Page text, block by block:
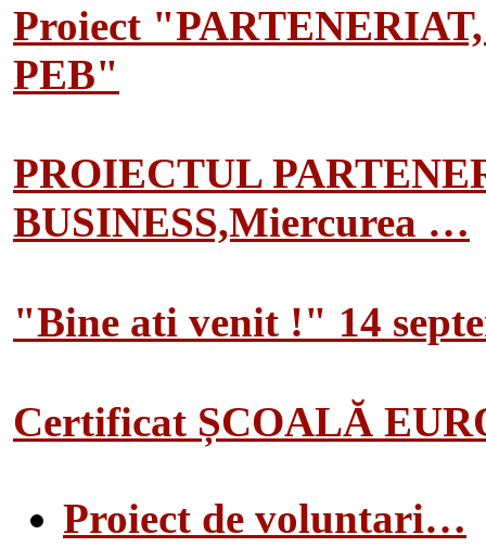
Proiect
PEB"
PROIECTUL
BUSINESS,Miercurea …
"Bine ati venit !" 14
Certificat ȘCOALĂ
Proiect de voluntari…